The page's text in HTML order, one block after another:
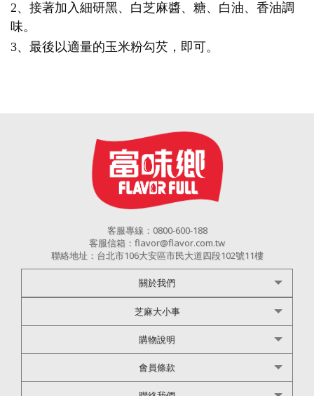
2、接著加入細研黑、白芝麻醬、糖、白油、香油調
味。
3、最後以適量的玉米粉勾芡，即可。
客服專線：0800-600-188
客服信箱：flavor@flavor.com.tw
聯絡地址：台北市106大安區市民大道四段102號11樓
關於我們
芝麻大小事
購物說明
會員條款